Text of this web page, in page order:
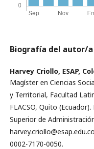
Biografía del autor/a
Harvey Criollo, ESAP,
Magíster en Ciencias
y Territorial, Facultad
FLACSO, Quito
Superior de
0002-7170-0050.